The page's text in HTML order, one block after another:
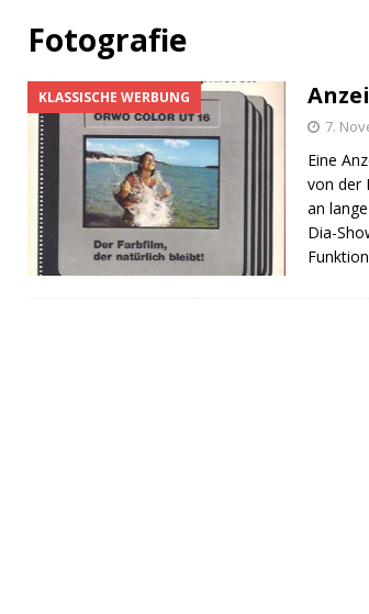
[ 1. November 2025 ] Die
Fotografie
KLASSISCHE WERBUNG
7.
Eine
von der
an
Dia-